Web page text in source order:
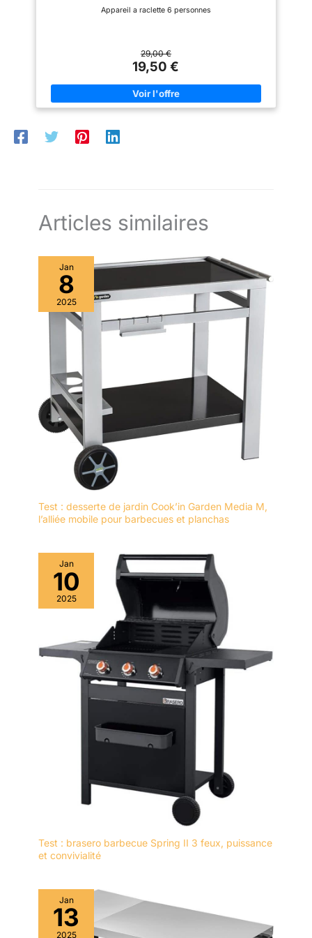
Appareil a raclette 6 personnes
29,00 €
19,50 €
Articles similaires
Jan
8
2025
Test : desserte de jardin Cook’in Garden Media M,
l’alliée mobile pour barbecues et planchas
Jan
10
2025
Test : brasero barbecue Spring II 3 feux, puissance
et convivialité
Jan
13
2025